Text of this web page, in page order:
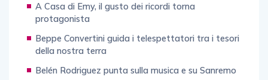
A Casa di Emy, il gusto dei ricordi torna
protagonista
Beppe Convertini guida i telespettatori tra i tesori
della nostra terra
Belén Rodriguez punta sulla musica e su Sanremo